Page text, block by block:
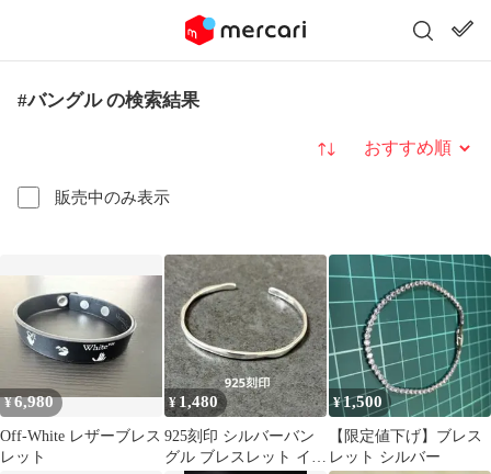
#バングル の検索結果
販売中のみ表示
並び替え
¥6,980
Off-White レザーブレス
レット
¥ 1,480
925刻印 シルバーバン
グル ブレスレット イン
¥1,500
【限定値下げ】ブレス
レット シルバー